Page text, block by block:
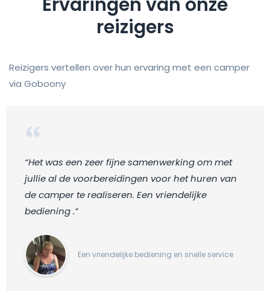
reizigers
Reizigers vertellen over hun ervaring met een camper
via Goboony
“Het was een zeer fijne samenwerking om met
jullie al de voorbereidingen voor het huren van
de camper te realiseren. Een vriendelijke
bediening .“
Een vriendelijke bediening en snelle service